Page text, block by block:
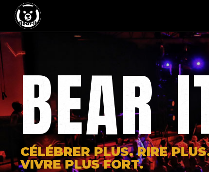
BEAR
CÉLÉBRER PLUS. RIRE
VIVRE PLUS FORT.